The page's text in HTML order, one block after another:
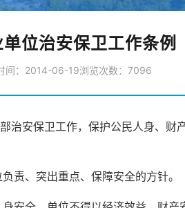
位治安保卫工作条例
间：2014-06-19浏览次数： 7096
安保卫工作，保护公民人身、财
责、突出重点、保障安全的方针。